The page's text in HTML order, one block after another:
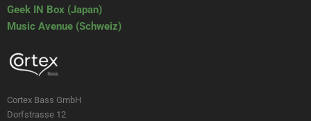
Geek IN Box (Japan)
Music Avenue (Schweiz)
Cortex Bass GmbH
Dorfstrasse 12